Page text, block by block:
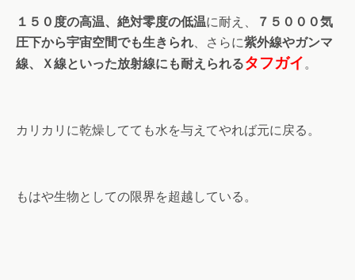
１５０度の高温、絶対零度の低温に耐え、
７５０００気
圧下から宇宙空間でも生きられ 、さらに紫外線やガンマ
線、Ｘ線といった放射線にも耐えられるタフガイ 。
カリカリに乾燥してても水を与えてやれば元に戻る。
もはや生物としての限界を超越している。